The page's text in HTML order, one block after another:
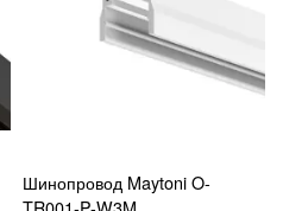
Шинопровод Maytoni O-